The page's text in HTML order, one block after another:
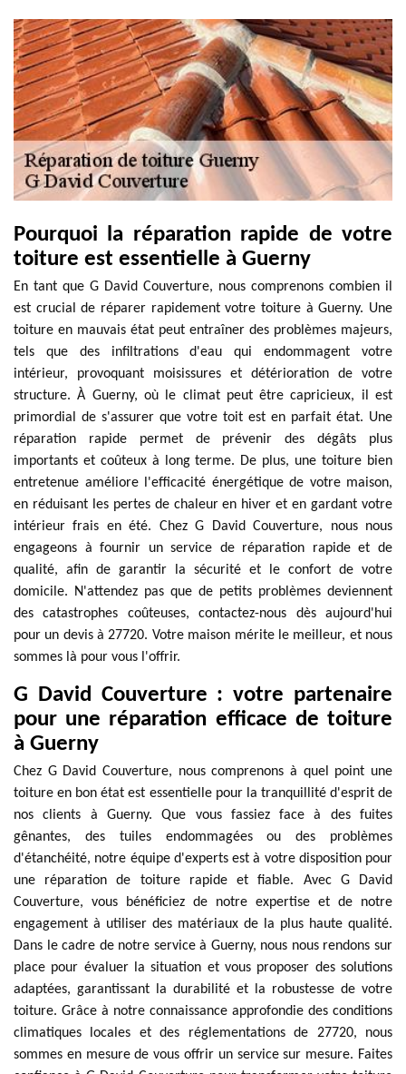
Pourquoi la réparation rapide de votre
toiture est essentielle à Guerny
En tant que G David Couverture, nous comprenons combien il
est crucial de réparer rapidement votre toiture à Guerny. Une
toiture en mauvais état peut entraîner des problèmes majeurs,
tels que des infiltrations d'eau qui endommagent votre
intérieur, provoquant moisissures et détérioration de votre
structure. À Guerny, où le climat peut être capricieux, il est
primordial de s'assurer que votre toit est en parfait état. Une
réparation rapide permet de prévenir des dégâts plus
importants et coûteux à long terme. De plus, une toiture bien
entretenue améliore l'efficacité énergétique de votre maison,
en réduisant les pertes de chaleur en hiver et en gardant votre
intérieur frais en été. Chez G David Couverture, nous nous
engageons à fournir un service de réparation rapide et de
qualité, afin de garantir la sécurité et le confort de votre
domicile. N'attendez pas que de petits problèmes deviennent
des catastrophes coûteuses, contactez-nous dès aujourd'hui
pour un devis à 27720. Votre maison mérite le meilleur, et nous
sommes là pour vous l'offrir.
G David Couverture : votre partenaire
pour une réparation efficace de toiture
à Guerny
Chez G David Couverture, nous comprenons à quel point une
toiture en bon état est essentielle pour la tranquillité d'esprit de
nos clients à Guerny. Que vous fassiez face à des fuites
gênantes, des tuiles endommagées ou des problèmes
d'étanchéité, notre équipe d'experts est à votre disposition pour
une réparation de toiture rapide et fiable. Avec G David
Couverture, vous bénéficiez de notre expertise et de notre
engagement à utiliser des matériaux de la plus haute qualité.
Dans le cadre de notre service à Guerny, nous nous rendons sur
place pour évaluer la situation et vous proposer des solutions
adaptées, garantissant la durabilité et la robustesse de votre
toiture. Grâce à notre connaissance approfondie des conditions
climatiques locales et des réglementations de 27720, nous
sommes en mesure de vous offrir un service sur mesure. Faites